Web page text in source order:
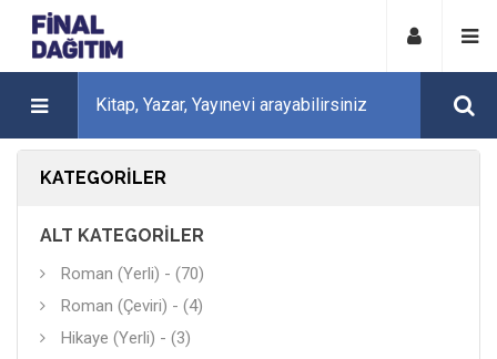
KATEGORILER
ALT KATEGORILER
Roman (Yerli) - (70)
Roman (Çeviri) - (4)
Hikaye (Yerli) - (3)